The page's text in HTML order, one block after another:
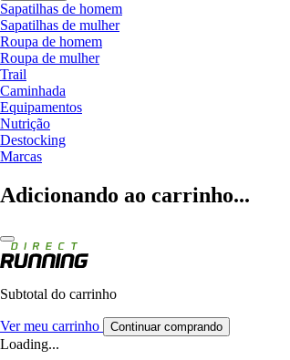
Sapatilhas de homem
Sapatilhas de mulher
Roupa de homem
Roupa de mulher
Trail
Caminhada
Equipamentos
Nutrição
Destocking
Marcas
Adicionando ao carrinho...
Subtotal do carrinho
Ver meu carrinho Continuar comprando
Loading...